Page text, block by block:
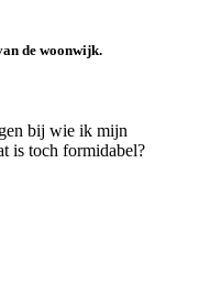
de woonwijk.
bij wie ik mijn
is toch formidabel?